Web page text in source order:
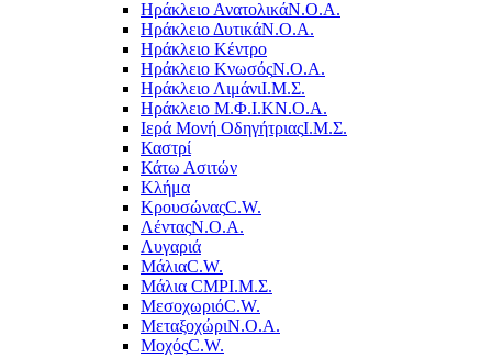
Ηράκλειο ΑνατολικάΝ.Ο.Α.
Ηράκλειο ΔυτικάΝ.Ο.Α.
Ηράκλειο Κέντρο
Ηράκλειο ΚνωσόςΝ.Ο.Α.
Ηράκλειο ΛιμάνιΙ.Μ.Σ.
Ηράκλειο Μ.Φ.Ι.ΚΝ.Ο.Α.
Ιερά Μονή ΟδηγήτριαςΙ.Μ.Σ.
Καστρί
Κάτω Ασιτών
Κλήμα
ΚρουσώναςC.W.
ΛένταςΝ.Ο.Α.
Λυγαριά
ΜάλιαC.W.
Μάλια CMPΙ.Μ.Σ.
ΜεσοχωριόC.W.
ΜεταξοχώριΝ.Ο.Α.
ΜοχόςC.W.